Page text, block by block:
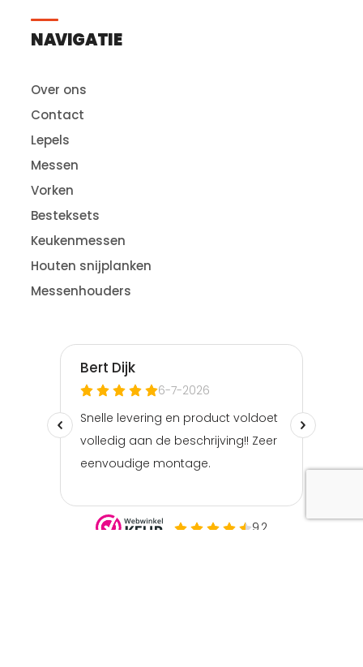
NAVIGATIE
Over ons
Contact
Lepels
Messen
Vorken
Besteksets
Keukenmessen
Houten snijplanken
Messenhouders